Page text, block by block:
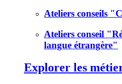
Ateliers conseils
Ateliers conseil
langue étrangère"
Explorer les